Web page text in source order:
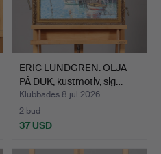
ERIC LUNDGREN. OLJA
PÅ DUK, kustmotiv, sig…
Klubbades 8 jul 2026
2 bud
37 USD